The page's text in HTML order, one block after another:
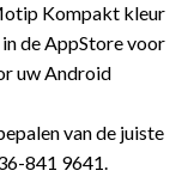
Kompakt kleur
in de AppStore voor
uw Android
van de juiste
841 9641.